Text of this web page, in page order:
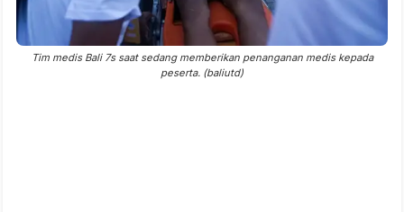
Tim medis Bali 7s saat sedang memberikan penanganan medis kepada
peserta. (baliutd)